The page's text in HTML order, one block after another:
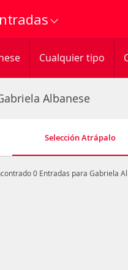
Cualquier tipo
Albanese
Selección Atrápalo
0 Entradas para Gabriela